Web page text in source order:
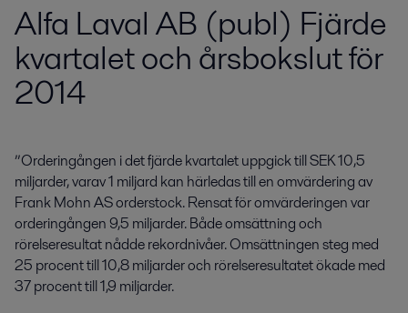
Alfa Laval AB (publ) Fjärde
kvartalet och årsbokslut för
2014
”Orderingången i det fjärde kvartalet uppgick till SEK 10,5
miljarder, varav 1 miljard kan härledas till en omvärdering av
Frank Mohn AS orderstock. Rensat för omvärderingen var
orderingången 9,5 miljarder. Både omsättning och
rörelseresultat nådde rekordnivåer. Omsätt­ningen steg med
25 procent till 10,8 miljarder och rörelseresultatet ökade med
37 procent till 1,9 miljarder.